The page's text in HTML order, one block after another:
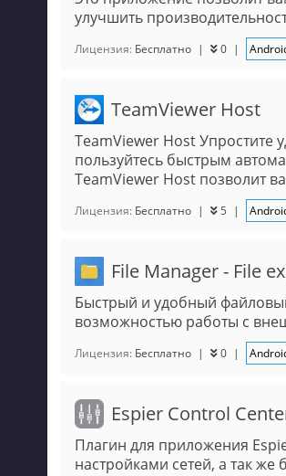
улучшить
Лицензия: Бесплатно | 0 |
TeamViewer Host
TeamViewer Host Упростите
пользуйтесь быстрым
TeamViewer Host позволит
Лицензия: Бесплатно | 5 |
File Manager - File
Быстрый и удобный
возможностью работы с
Лицензия: Бесплатно | 0 |
Espier Control
Плагин для приложения
настройками сетей, а так